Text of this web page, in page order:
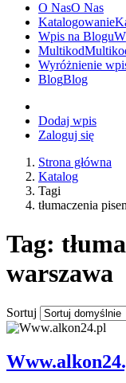
O NasO Nas
Katalogowanie
Wpis na Blogu
Multikod
Wyróżnienie
BlogBlog
Dodaj wpis
Zaloguj się
Strona główna
Katalog
Tagi
tłumaczenia
Tag:
warszawa
Sortuj